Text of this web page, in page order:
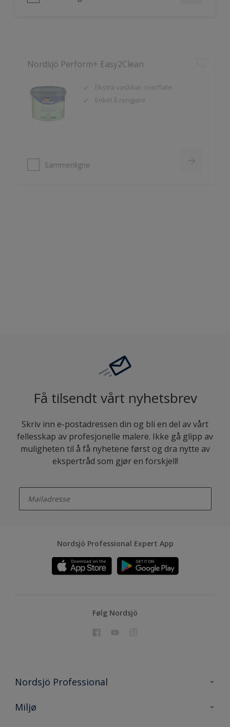
Ekstra vaskbar overflate
Få tilsendt vårt nyhetsbrev
Skriv inn e-postadressen din og bli en del av vårt
fellesskap av profesjonelle malere. Ikke gå glipp av
muligheten til å få nyhetene først og dra nytte av
ekspertråd som gjør en forskjell!
Nordsjö Professional Expert App
Følg Nordsjö
Nordsjö Professional
Kontakt oss
Miljø